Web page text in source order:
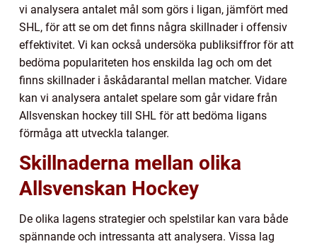
vi analysera antalet mål som görs i ligan, jämfört med
SHL, för att se om det finns några skillnader i offensiv
effektivitet. Vi kan också undersöka publiksiffror för att
bedöma populariteten hos enskilda lag och om det
finns skillnader i åskådarantal mellan matcher. Vidare
kan vi analysera antalet spelare som går vidare från
Allsvenskan hockey till SHL för att bedöma ligans
förmåga att utveckla talanger.
Skillnaderna mellan olika
Allsvenskan Hockey
De olika lagens strategier och spelstilar kan vara både
spännande och intressanta att analysera. Vissa lag